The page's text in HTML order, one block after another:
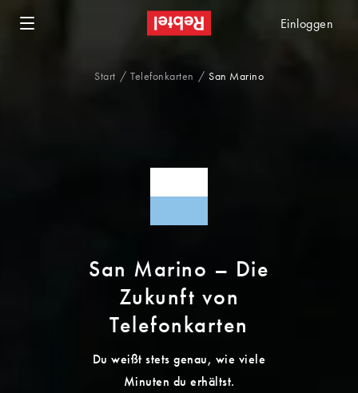
Start Telefonkarten San Marino
Einloggen
San Marino – Die
Zukunft von
Telefonkarten
Du weißt stets genau, wie viele
Minuten du erhältst.